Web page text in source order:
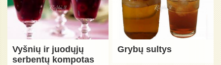
Vyšnių ir juodųjų
serbentų kompotas
Grybų sultys